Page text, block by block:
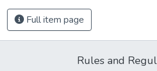
Full item page
Rules and